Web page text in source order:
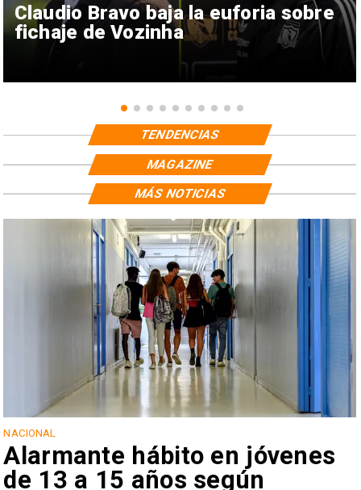
Claudio Bravo baja la euforia sobre
fichaje de Vozinha
TENDENCIAS
MAGAZINE
NACIONAL
Alarmante hábito en jóvenes
de 13 a 15 años según
MÁS NOTICIAS